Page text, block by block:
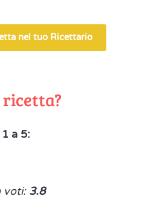
nel tuo Ricettario
a 5:
voti: 3.8